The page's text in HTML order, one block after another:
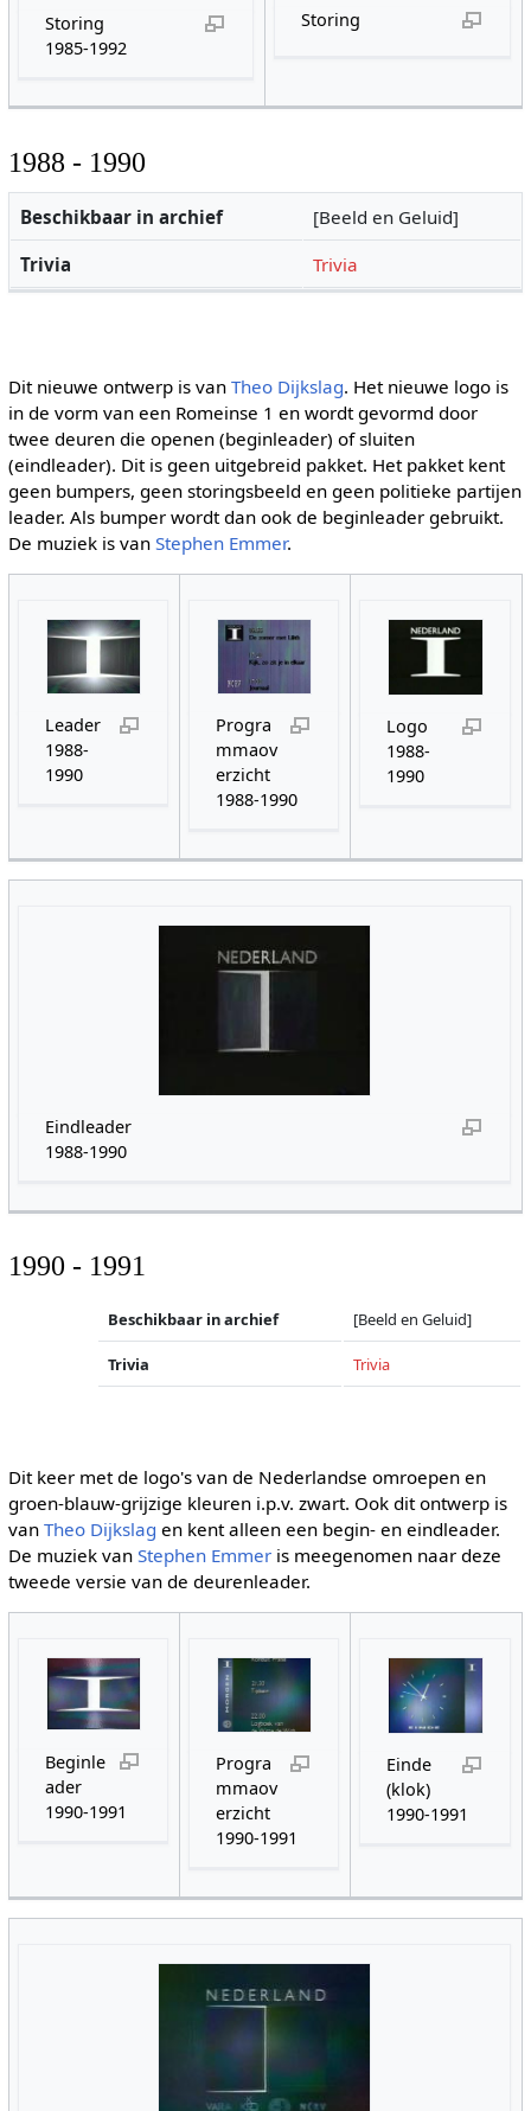
Storing
1985-1992
Storing
1988 - 1990
Beschikbaar in archief
[Beeld en Geluid]
Trivia
Trivia
Dit nieuwe ontwerp is van Theo Dijkslag. Het nieuwe logo is
in de vorm van een Romeinse 1 en wordt gevormd door
twee deuren die openen (beginleader) of sluiten
(eindleader). Dit is geen uitgebreid pakket. Het pakket kent
geen bumpers, geen storingsbeeld en geen politieke partijen
leader. Als bumper wordt dan ook de beginleader gebruikt.
De muziek is van Stephen Emmer.
Leader
1988-
1990
Progra
mmaov
erzicht
1988-1990
Logo
1988-
1990
Eindleader
1988-1990
1990 - 1991
Beschikbaar in archief [Beeld en Geluid]
Trivia Trivia
Dit keer met de logo's van de Nederlandse omroepen en
groen-blauw-grijzige kleuren i.p.v. zwart. Ook dit ontwerp is
van Theo Dijkslag en kent alleen een begin- en eindleader.
De muziek van Stephen Emmeris meegenomen naar deze
tweede versie van de deurenleader.
Beginle
ader
1990-1991
Progra
mmaov
erzicht
1990-1991
Einde
(klok)
1990-1991